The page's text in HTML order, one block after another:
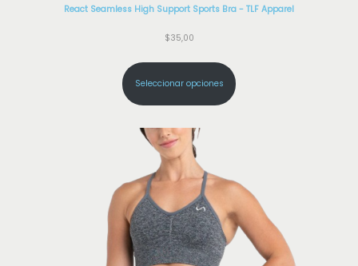
React Seamless High Support Sports Bra - TLF Apparel
$35,00
Seleccionar opciones